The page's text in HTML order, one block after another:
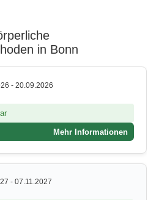
in Bonn
- 20.09.2026
Mehr Informationen
- 07.11.2027